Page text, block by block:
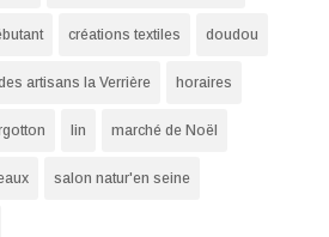
créations textiles doudou
artisans la Verrière horaires
lin marché de Noël
salon natur'en seine